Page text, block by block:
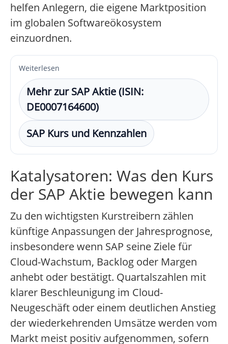
helfen Anlegern, die eigene Marktposition
im globalen Softwareökosystem
einzuordnen.
Weiterlesen
Mehr zur SAP Aktie (ISIN:
DE0007164600)
SAP Kurs und Kennzahlen
Katalysatoren: Was den Kurs
der SAP Aktie bewegen kann
Zu den wichtigsten Kurstreibern zählen
künftige Anpassungen der Jahresprognose,
insbesondere wenn SAP seine Ziele für
Cloud-Wachstum, Backlog oder Margen
anhebt oder bestätigt. Quartalszahlen mit
klarer Beschleunigung im Cloud-
Neugeschäft oder einem deutlichen Anstieg
der wiederkehrenden Umsätze werden vom
Markt meist positiv aufgenommen, sofern